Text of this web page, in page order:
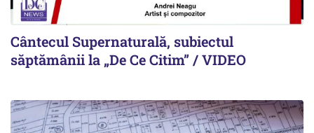
Cântecul Supernaturală, subiectul
săptămânii la „De Ce Citim” / VIDEO